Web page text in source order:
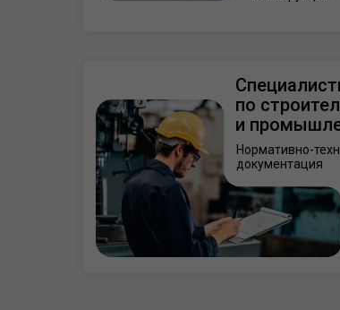
по
и
Нормативно-
документация